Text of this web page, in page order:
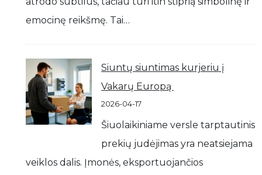
emocinę reikšmę. Tai…
Siuntų siuntimas kurjeriu į
Vakarų Europą
2026-04-17
Šiuolaikiniame versle tarptautinis
prekių judėjimas yra neatsiejama
veiklos dalis. Įmonės, eksportuojančios